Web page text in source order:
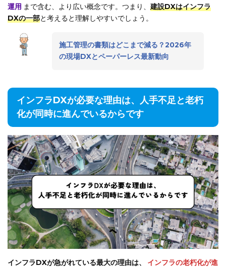
運用 まで含む、より広い概念です。つまり、 建設DXはインフラ
DXの一部と考えると理解しやすいでしょう。
施工管理の書類はどこまで減る？2026年
の現場DXとペーパーレス最新動向
インフラDXが必要な理由は、人手不足と老朽
化が同時に進んでいるからです
インフラDXが急がれている最大の理由は、
インフラの老朽化が進